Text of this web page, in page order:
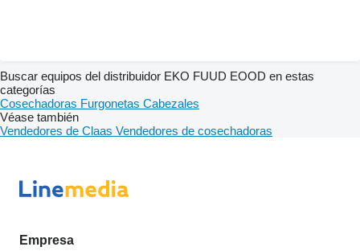
Buscar equipos del distribuidor EKO FUUD EOOD en estas
categorías
Cosechadoras Furgonetas Cabezales
Véase también
Vendedores de Claas Vendedores de cosechadoras
Empresa